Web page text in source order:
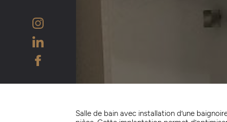
Salle de bain avec installation d’une